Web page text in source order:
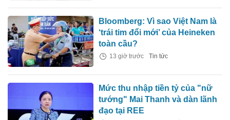
Bloomberg: Vì sao Việt Nam là
‘trái tim đổi mới’ của Heineken
toàn cầu?
13 giờ trước Tin tức
Mức thu nhập tiền tỷ của "nữ
tướng" Mai Thanh và dàn lãnh
đạo tại REE